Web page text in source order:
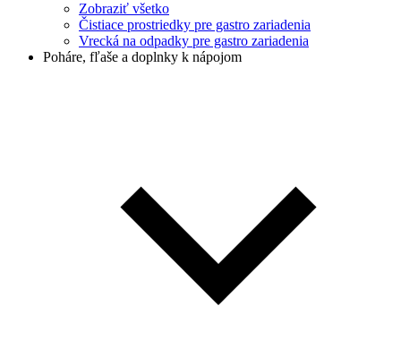
Zobraziť všetko
Čistiace prostriedky pre gastro zariadenia
Vrecká na odpadky pre gastro zariadenia
Poháre, fľaše a doplnky k nápojom